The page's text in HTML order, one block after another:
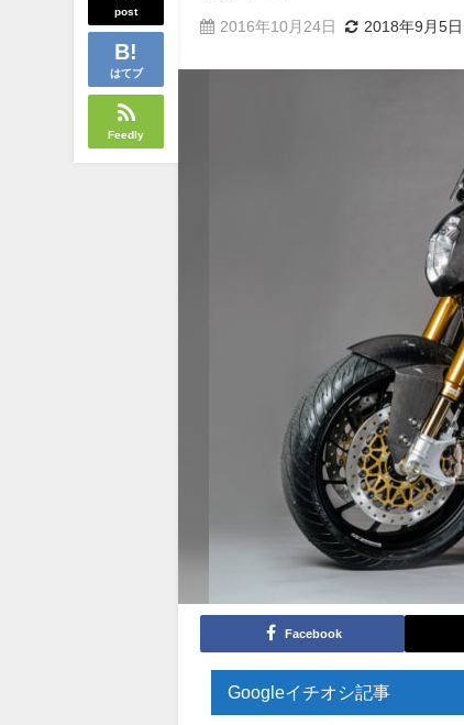
post
はてブ
Feedly
2016年10月24日 2018年9月5日
Facebook
Googleイチオシ記事